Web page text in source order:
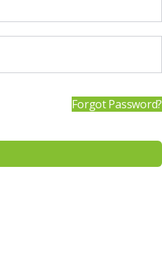
Forgot Password?